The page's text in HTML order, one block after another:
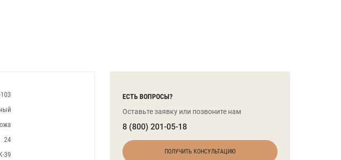
24
39
ЕСТЬ ВОПРОСЫ?
Оставьте заявку или позвоните нам
8 (800) 201-05-18
ПОЛУЧИТЬ КОНСУЛЬТАЦИЮ